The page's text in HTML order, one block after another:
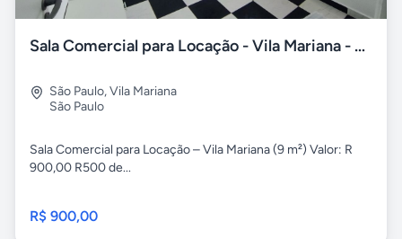
Sala Comercial para Locação - Vila Mariana - 9 m²
São Paulo,Vila Mariana
São Paulo
Sala Comercial para Locação – Vila Mariana (9 m²) Valor: R
900,00 R500 de...
R$ 900,00